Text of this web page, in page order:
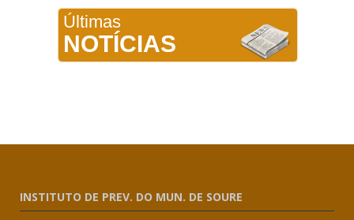
Últimas
NOTÍCIAS
INSTITUTO DE PREV. DO MUN. DE SOURE